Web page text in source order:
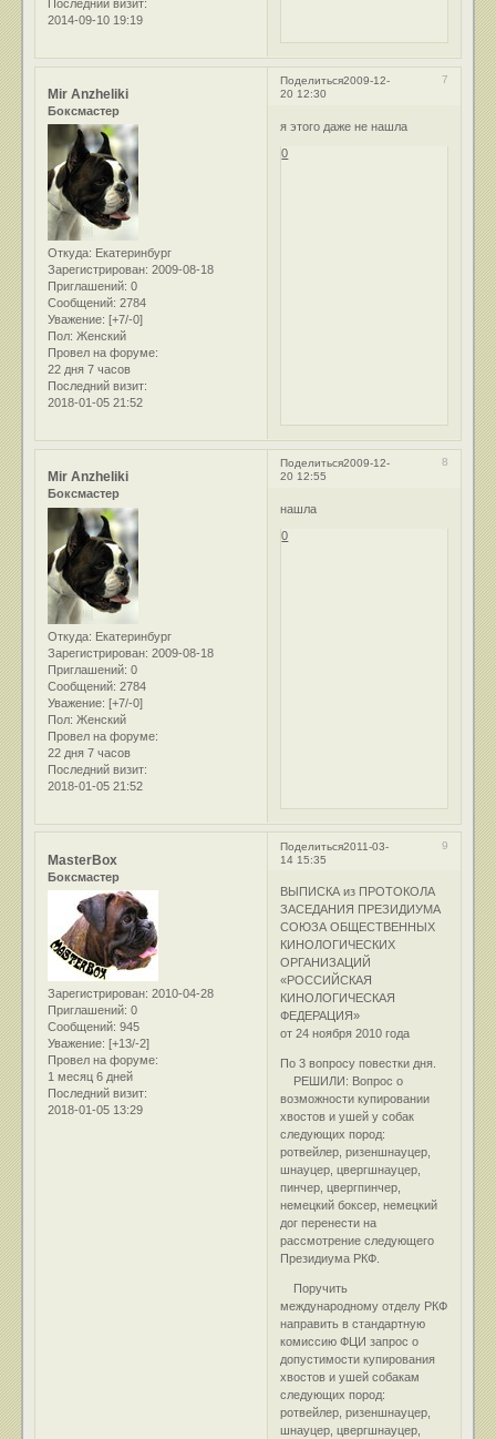
Последний визит:
2014-09-10 19:19
Поделиться 7
2009-12-
20 12:30
Mir Anzheliki
Боксмастер
Откуда: Екатеринбург
Зарегистрирован: 2009-08-18
Приглашений: 0
Сообщений: 2784
Уважение: [+7/-0]
Пол: Женский
Провел на форуме:
22 дня 7 часов
Последний визит:
2018-01-05 21:52
я этого даже не нашла
0
Поделиться 8
2009-12-
20 12:55
Mir Anzheliki
Боксмастер
Откуда: Екатеринбург
Зарегистрирован: 2009-08-18
Приглашений: 0
Сообщений: 2784
Уважение: [+7/-0]
Пол: Женский
Провел на форуме:
22 дня 7 часов
Последний визит:
2018-01-05 21:52
нашла
0
Поделиться 9
2011-03-
14 15:35
MasterBox
Боксмастер
Зарегистрирован: 2010-04-28
Приглашений: 0
Сообщений: 945
Уважение: [+13/-2]
Провел на форуме:
1 месяц 6 дней
Последний визит:
2018-01-05 13:29
ВЫПИСКА из ПРОТОКОЛА
ЗАСЕДАНИЯ ПРЕЗИДИУМА
СОЮЗА ОБЩЕСТВЕННЫХ
КИНОЛОГИЧЕСКИХ
ОРГАНИЗАЦИЙ
«РОССИЙСКАЯ
КИНОЛОГИЧЕСКАЯ
ФЕДЕРАЦИЯ»
от 24 ноября 2010 года
По 3 вопросу повестки дня.
РЕШИЛИ: Вопрос о
возможности купировании
хвостов и ушей у собак
следующих пород:
ротвейлер, ризеншнауцер,
шнауцер, цвергшнауцер,
пинчер, цвергпинчер,
немецкий боксер, немецкий
дог перенести на
рассмотрение следующего
Президиума РКФ.
Поручить
международному отделу РКФ
направить в стандартную
комиссию ФЦИ запрос о
допустимости купирования
хвостов и ушей собакам
следующих пород:
ротвейлер, ризеншнауцер,
шнауцер, цвергшнауцер,